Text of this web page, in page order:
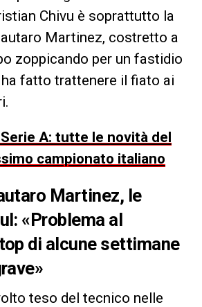
Chivu è soprattutto la
Martinez, costretto a
zoppicando per un fastidio
fatto trattenere il fiato ai
A: tutte le novità del
campionato italiano
Martinez, le
«Problema al
di alcune settimane
teso del tecnico nelle